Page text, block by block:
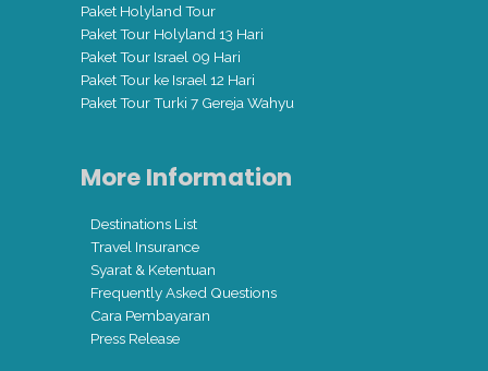
Paket Holyland Tour
Paket Tour Holyland 13 Hari
Paket Tour Israel 09 Hari
Paket Tour ke Israel 12 Hari
Paket Tour Turki 7 Gereja Wahyu
More Information
Destinations List
Travel Insurance
Syarat & Ketentuan
Frequently Asked Questions
Cara Pembayaran
Press Release